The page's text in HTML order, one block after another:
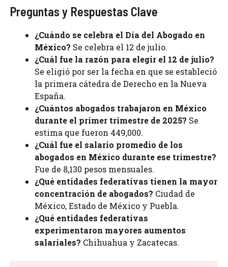
Preguntas y Respuestas Clave
¿Cuándo se celebra el Día del Abogado en
México? Se celebra el 12 de julio.
¿Cuál fue la razón para elegir el 12 de julio?
Se eligió por ser la fecha en que se estableció
la primera cátedra de Derecho en la Nueva
España.
¿Cuántos abogados trabajaron en México
durante el primer trimestre de 2025? Se
estima que fueron 449,000.
¿Cuál fue el salario promedio de los
abogados en México durante ese trimestre?
Fue de 8,130 pesos mensuales.
¿Qué entidades federativas tienen la mayor
concentración de abogados? Ciudad de
México, Estado de México y Puebla.
¿Qué entidades federativas
experimentaron mayores aumentos
salariales? Chihuahua y Zacatecas.